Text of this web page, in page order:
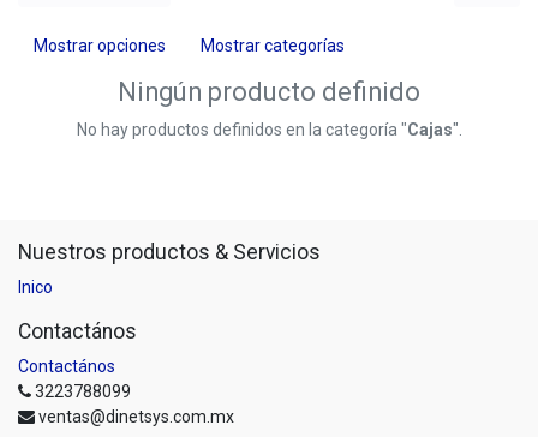
Mostrar opciones Mostrar categorías
Ningún producto definido
No hay productos definidos en la categoría "Cajas".
Nuestros productos & Servicios
Inico
Contactános
Contactános
3223788099
ventas@dinetsys.com.mx